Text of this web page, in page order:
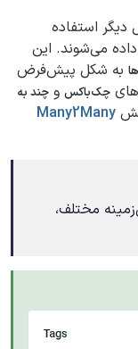
دیگر استفاده
می‌شوند. این
به شکل پیش‌فرض
چک‌باکس و چند به
Many2Many
مختلف،